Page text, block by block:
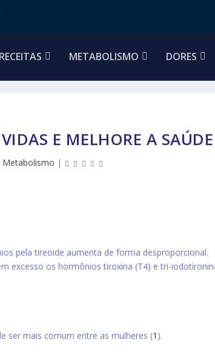
RECEITAS METABOLISMO DORES
E MELHORE A SAÚDE
Metabolismo |
pela tireoide aumenta de forma desproporcional.
excesso os hormônios tiroxina (T4) e tri-
ser mais comum entre as mulheres (1 ).